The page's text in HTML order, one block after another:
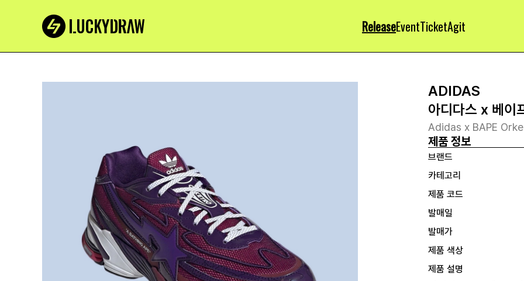
ReleaseEventTicketAgit
ADIDAS
아디다스 x 베이
Adidas x BAPE
제품 정보
브랜드
카테고리
제품 코드
발매일
발매가
제품 색상
제품 설명